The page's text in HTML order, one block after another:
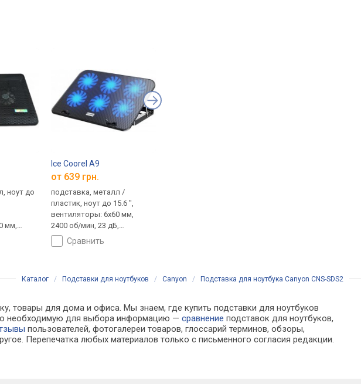
ноут до
мм,
Ice Coorel A9
от 639 грн.
подставка, металл /
пластик, ноут до 15.6 ",
вентиляторы: 6х60 мм,
2400 об/мин, 23 дБ,
подсветкасравнить
Каталог / Подставки для ноутбуков / Canyon / Подставка для ноутбука Canyon CNS-SDS2
товары для дома и офиса. Мы знаем, где купить подставки для ноутбуков
необходимую для выбора информацию —сравнение подставок для ноутбуков,
пользователей, фотогалереи товаров, глоссарий терминов, обзоры,
Перепечатка любых материалов только с письменного согласия редакции.